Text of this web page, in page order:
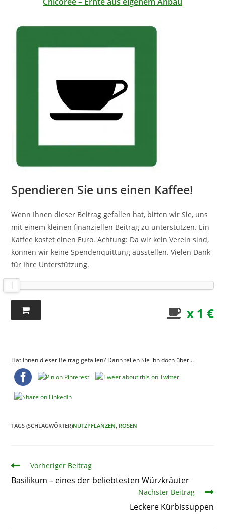
Spendieren Sie uns einen Kaffee!
Wenn Ihnen dieser Beitrag gefallen hat, bitten wir Sie, uns
mit einem kleinen finanziellen Beitrag zu unterstützen. Ein
Kaffee kostet einen Euro. Achtung: Da wir kein Verein sind,
können wir keine Spendenquittung ausstellen. Vielen Dank
für Ihre Unterstützung.
x 1 €
Hat Ihnen dieser Beitrag gefallen? Dann teilen Sie ihn doch über...
TAGS (SCHLAGWÖRTER)NUTZPFLANZEN, ROSEN
ArtikelVorheriger Beitrag
Basilikum – eines der beliebtesten Würzkräuter
Nächster Beitrag
Leckere Kürbissuppen